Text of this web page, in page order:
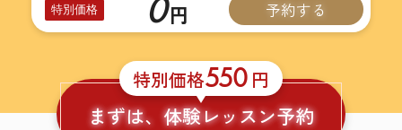
特別価格 円 予約する
特別価格550 円
まずは、体験レッスン予約